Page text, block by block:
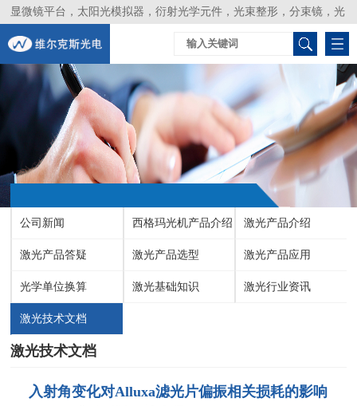
显微镜平台，太阳光模拟器，衍射光学元件，光束整形，分束镜，光
谱仪，生物激光器，光束分析仪，Layertec
公司新闻 西格玛光机产品介绍 激光产品介绍
激光产品答疑 激光产品选型 激光产品应用
光学单位换算 激光基础知识 激光行业资讯
激光技术文档
激光技术文档
入射角变化对Alluxa滤光片偏振相关损耗的影响